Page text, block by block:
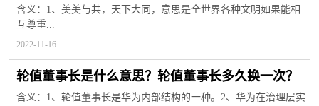
是谁说的？
含义：1、美美与共，天下大同，意思是全世界各种文明如果能相
互尊重...
2022-11-16
轮值董事长是什么意思？轮值董事长多久换一次？
含义：1、轮值董事长是华为内部结构的一种。2、华为在治理层实